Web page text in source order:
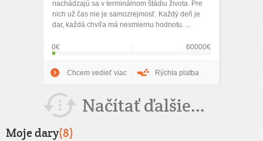
nachádzajú sa v terminálnom štádiu života. Pre
nich už čas nie je samozrejmosť. Každý deň je
dar, každá chvíľa má nesmiernu hodnotu. ...
0€ 60000€
Chcem vedieť viac Rýchla platba
Načítať ďalšie...
Moje dary(8)